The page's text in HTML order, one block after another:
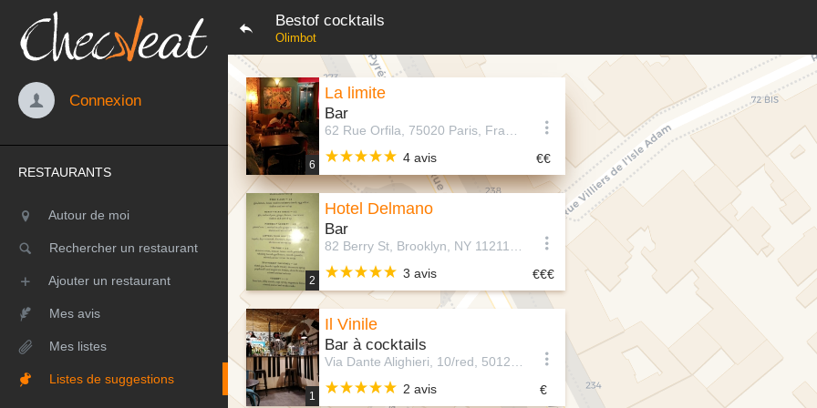
Bestof cocktails
Olimbot
Connexion
RESTAURANTS
Autour de moi
Rechercher un restaurant
Ajouter un restaurant
Mes avis
Mes listes
Listes de suggestions
6
La limite
Bar
4 avis
2
Hotel Delmano
Bar
3 avis
1
Il Vinile
Bar à cocktails
2 avis